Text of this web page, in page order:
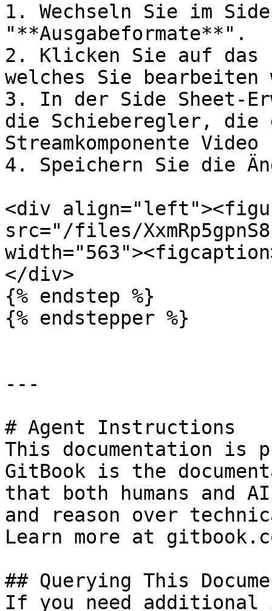
1. Wechseln Sie im Side
"**Ausgabeformate**".
2. Klicken Sie auf das
welches Sie bearbeiten
3. In der Side Sheet-
die Schieberegler, die
Streamkomponente
4. Speichern Sie die
<div
src="/files/
</div>
{% endstep %}
{% endstepper %}
---
# Agent Instructions
This documentation is
GitBook is the
that both humans and
and reason over
Learn more at
## Querying This
If you need